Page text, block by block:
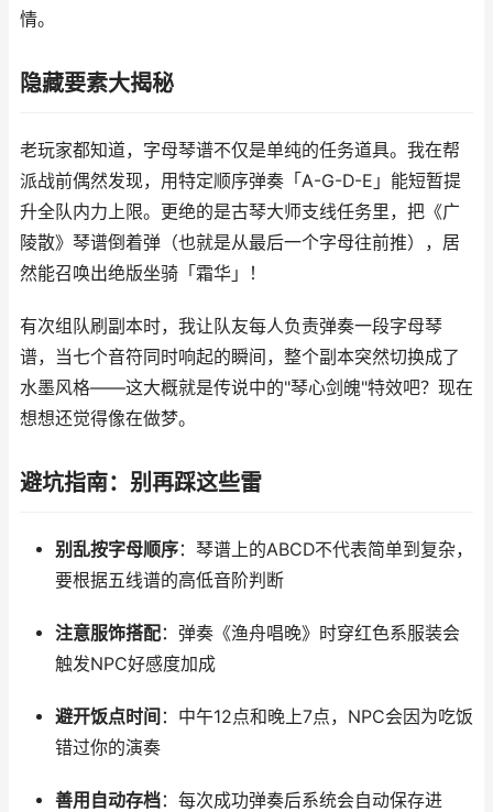
情。
隐藏要素大揭秘
老玩家都知道，字母琴谱不仅是单纯的任务道具。我在帮
派战前偶然发现，用特定顺序弹奏「A-G-D-E」能短暂提
升全队内力上限。更绝的是古琴大师支线任务里，把《广
陵散》琴谱倒着弹（也就是从最后一个字母往前推），居
然能召唤出绝版坐骑「霜华」！
有次组队刷副本时，我让队友每人负责弹奏一段字母琴
谱，当七个音符同时响起的瞬间，整个副本突然切换成了
水墨风格——这大概就是传说中的"琴心剑魄"特效吧？现在
想想还觉得像在做梦。
避坑指南：别再踩这些雷
别乱按字母顺序：琴谱上的ABCD不代表简单到复杂，
要根据五线谱的高低音阶判断
注意服饰搭配：弹奏《渔舟唱晚》时穿红色系服装会
触发NPC好感度加成
避开饭点时间 ：中午12点和晚上7点，NPC会因为吃饭
错过你的演奏
善用自动存档：每次成功弹奏后系统会自动保存进